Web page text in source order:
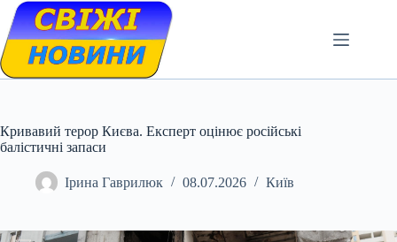
Skip
content
Кривавий терор Києва. Експерт оцінює російські
балістичні запаси
Ірина Гаврилюк 08.07.2026 Київ